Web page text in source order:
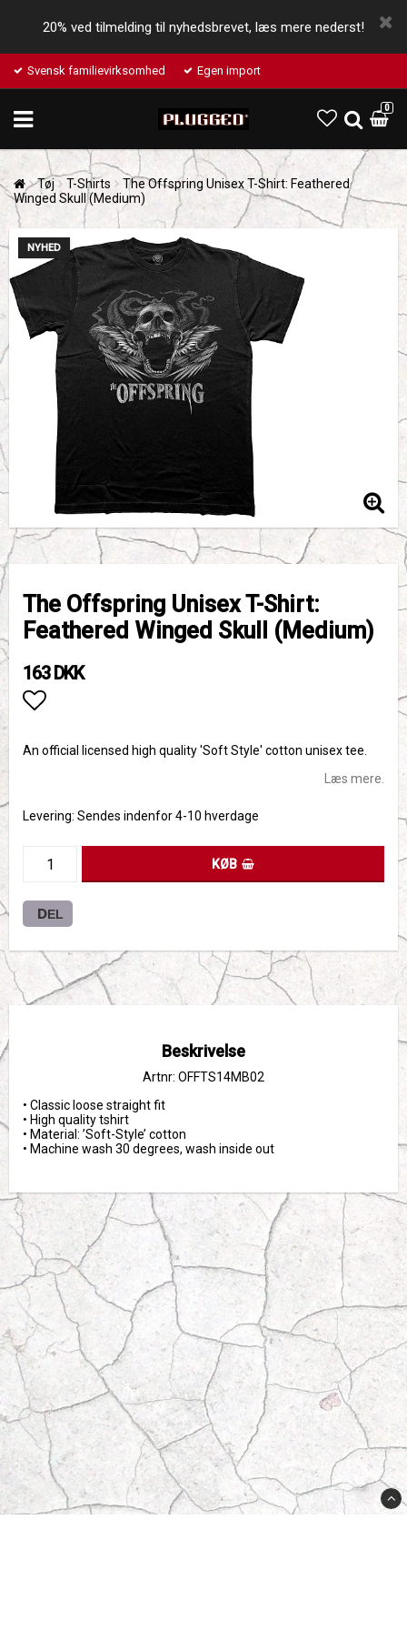
20% ved tilmelding til nyhedsbrevet, læs mere nederst!
Svensk familievirksomhed Egen import
0
Tøj T-Shirts
The Offspring Unisex T-Shirt: Feathered
Winged Skull (Medium)
NYHED
The Offspring Unisex T-Shirt:
Feathered Winged Skull (Medium)
163 DKK
An official licensed high quality 'Soft Style' cotton unisex tee.
Læs mere.
Levering: Sendes indenfor 4-10 hverdage
KØB
DEL
Beskrivelse
Artnr: OFFTS14MB02
• Classic loose straight fit
• High quality tshirt
• Material: ’Soft-Style’ cotton
• Machine wash 30 degrees, wash inside out